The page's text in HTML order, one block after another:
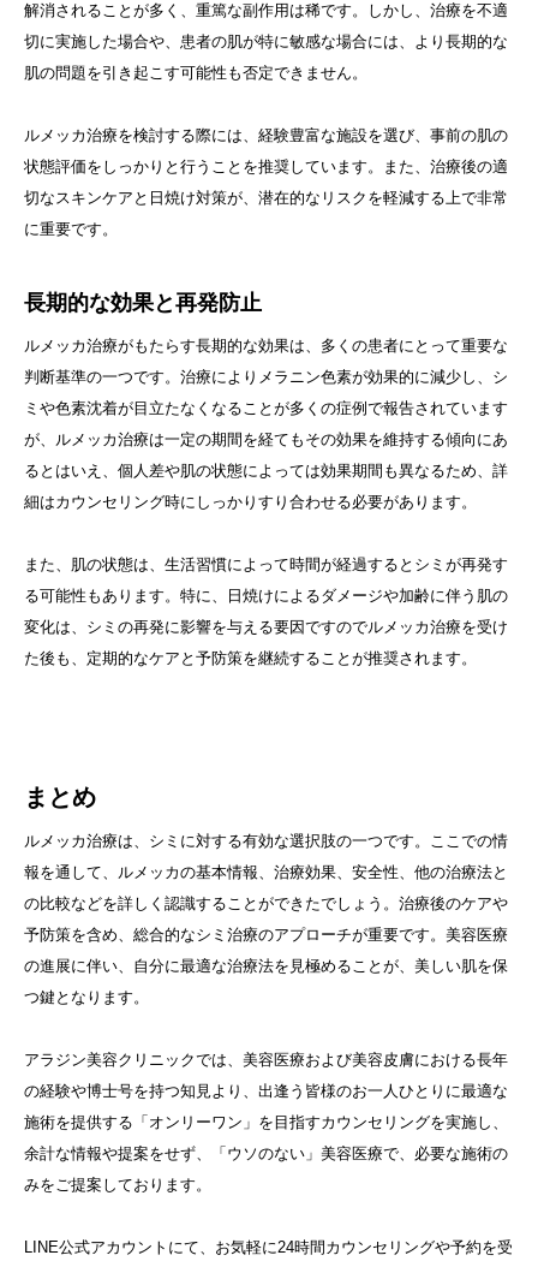
解消されることが多く、重篤な副作用は稀です。しかし、治療を不適
切に実施した場合や、患者の肌が特に敏感な場合には、より長期的な
肌の問題を引き起こす可能性も否定できません。
ルメッカ治療を検討する際には、経験豊富な施設を選び、事前の肌の
状態評価をしっかりと行うことを推奨しています。また、治療後の適
切なスキンケアと日焼け対策が、潜在的なリスクを軽減する上で非常
に重要です。
長期的な効果と再発防止
ルメッカ治療がもたらす長期的な効果は、多くの患者にとって重要な
判断基準の一つです。治療によりメラニン色素が効果的に減少し、シ
ミや色素沈着が目立たなくなることが多くの症例で報告されています
が、ルメッカ治療は一定の期間を経てもその効果を維持する傾向にあ
るとはいえ、個人差や肌の状態によっては効果期間も異なるため、詳
細はカウンセリング時にしっかりすり合わせる必要があります。
また、肌の状態は、生活習慣によって時間が経過するとシミが再発す
る可能性もあります。特に、日焼けによるダメージや加齢に伴う肌の
変化は、シミの再発に影響を与える要因ですのでルメッカ治療を受け
た後も、定期的なケアと予防策を継続することが推奨されます。
まとめ
ルメッカ治療は、シミに対する有効な選択肢の一つです。ここでの情
報を通して、ルメッカの基本情報、治療効果、安全性、他の治療法と
の比較などを詳しく認識することができたでしょう。治療後のケアや
予防策を含め、総合的なシミ治療のアプローチが重要です。美容医療
の進展に伴い、自分に最適な治療法を見極めることが、美しい肌を保
つ鍵となります。
アラジン美容クリニックでは、美容医療および美容皮膚における長年
の経験や博士号を持つ知見より、出逢う皆様のお一人ひとりに最適な
施術を提供する「オンリーワン」を目指すカウンセリングを実施し、
余計な情報や提案をせず、「ウソのない」美容医療で、必要な施術の
みをご提案しております。
LINE公式アカウントにて、お気軽に24時間カウンセリングや予約を受